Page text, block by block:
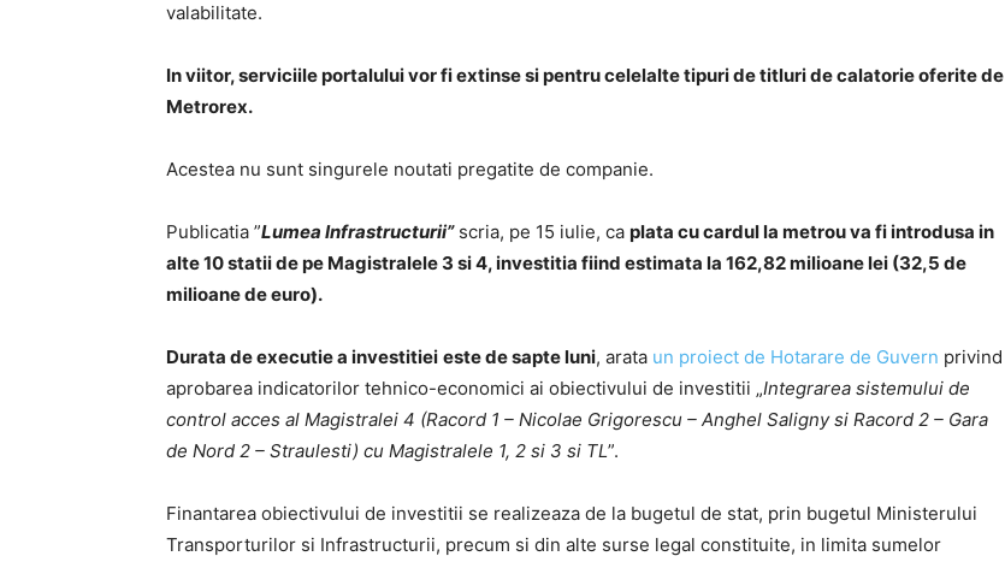
valabilitate.
In viitor, serviciile portalului vor fi extinse si pentru celelalte tipuri de titluri de calatorie oferite de
Metrorex.
Acestea nu sunt singurele noutati pregatite de companie.
Publicatia ”Lumea Infrastructurii”scria, pe 15 iulie, ca plata cu cardul la metrou va fi introdusa in
alte 10 statii de pe Magistralele 3 si 4, investitia fiind estimata la 162,82 milioane lei (32,5 de
milioane de euro).
Durata de executie a investitiei este de sapte luni, arata un proiect de Hotarare de Guvern privind
aprobarea indicatorilor tehnico-economici ai obiectivului de investitii „Integrarea sistemului de
control acces al Magistralei 4 (Racord 1 – Nicolae Grigorescu – Anghel Saligny si Racord 2 – Gara
de Nord 2 – Straulesti) cu Magistralele 1, 2 si 3 si TL”.
Finantarea obiectivului de investitii se realizeaza de la bugetul de stat, prin bugetul Ministerului
Transporturilor si Infrastructurii, precum si din alte surse legal constituite, in limita sumelor